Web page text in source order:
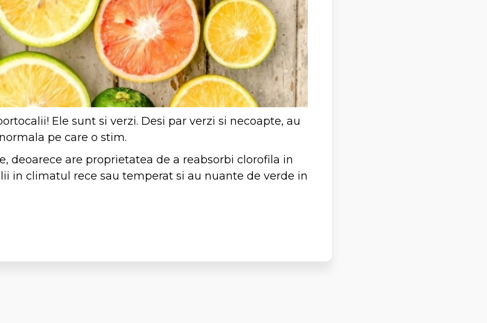
Ele sunt si verzi. Desi par verzi si necoapte, au
pe care o stim.
deoarece are proprietatea de a reabsorbi clorofila in
in climatul rece sau temperat si au nuante de verde in